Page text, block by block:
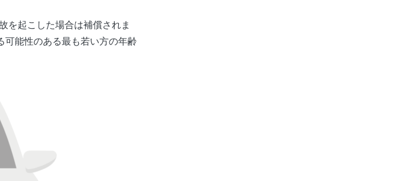
を起こした場合は補償されま
能性のある最も若い方の年齢